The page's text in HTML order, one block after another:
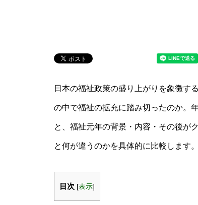
日本の福祉政策の盛り上がりを象徴す
の中で福祉の拡充に踏み切ったのか。
と、福祉元年の背景・内容・その後が
と何が違うのかを具体的に比較します。
目次 [表示]